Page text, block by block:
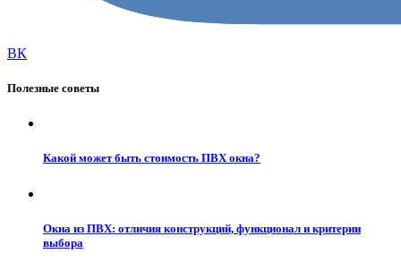
ВК
Полезные советы
Какой может быть стоимость ПВХ окна?
Окна из ПВХ: отличия конструкций, функционал и критерии
выбора